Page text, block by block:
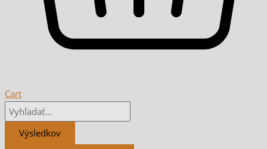
Cart
Výsledkov